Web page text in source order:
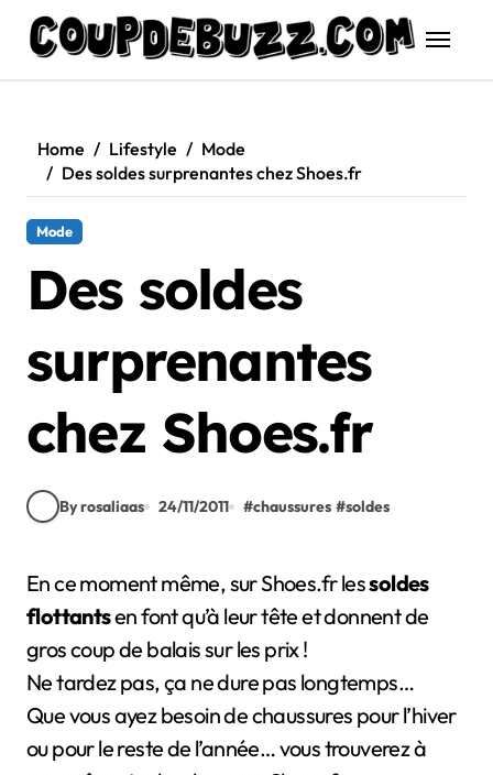
content
Home Lifestyle
Mode
Des soldes surprenantes chez Shoes.fr
Mode
Des soldes
surprenantes
chez Shoes.fr
By rosaliaas 24/11/2011 #chaussures #soldes
En ce moment même, sur Shoes.fr lessoldes
flottantsen font qu’à leur tête et donnent de
gros coup de balais sur les prix !
Ne tardez pas, ça ne dure pas longtemps…
Que vous ayez besoin de chaussures pour l’hiver
ou pour le reste de l’année… vous trouverez à